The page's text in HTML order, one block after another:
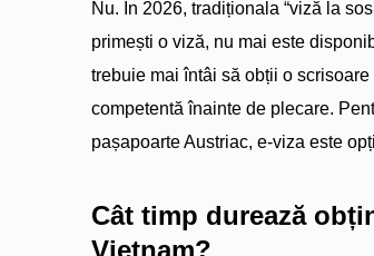
Nu. În 2026, tradiționala “viză la
primești o viză, nu mai este
trebuie mai întâi să obții o
competentă înainte de plecare.
pașapoarte Austriac, e-viza este
Cât timp durează
Vietnam?